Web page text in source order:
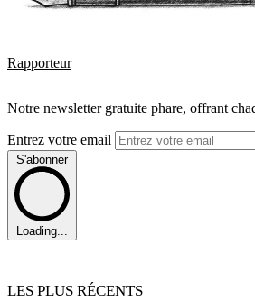
Rapporteur
Notre newsletter gratuite phare, offrant
Entrez votre email
S'abonner
Loading...
LES PLUS RÉCENTS